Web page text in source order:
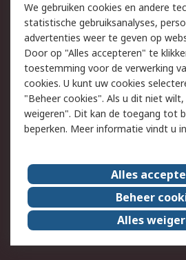
Track & Trace
Wettelijk
Cookiebeleid
Privacybeleid
Algemene
verkoopvoorwaarden
Over RS
RS Group
RS wereldwijd
ESG
We gebruiken cookies en andere
statistische gebruiksanalyses,
advertenties weer te geven op
Door op "Alles accepteren" te
toestemming voor de verwerking
cookies. U kunt uw cookies
"Beheer cookies". Als u dit niet
weigeren". Dit kan de toegang tot
beperken. Meer informatie vindt u in
Alles
Beheer
Alles